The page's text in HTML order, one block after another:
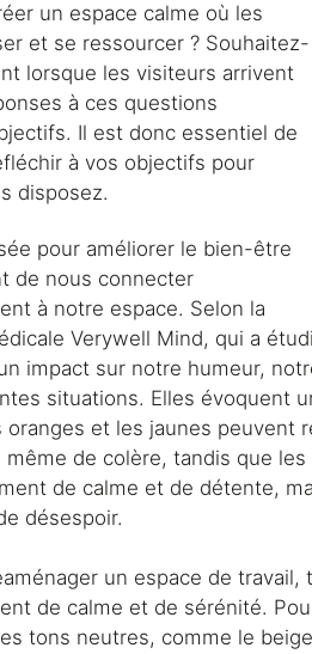
un espace calme où les
et se ressourcer ? Souhaitez-
lorsque les visiteurs arrivent
à ces questions
Il est donc essentiel de
à vos objectifs pour
disposez.
pour améliorer le bien-être
de nous connecter
à notre espace. Selon la
Verywell Mind, qui a
impact sur notre humeur,
situations. Elles évoquent
et les jaunes peuvent
de colère, tandis que
de calme et de détente,
désespoir.
un espace de
de calme et de sérénité.
tons neutres, comme le